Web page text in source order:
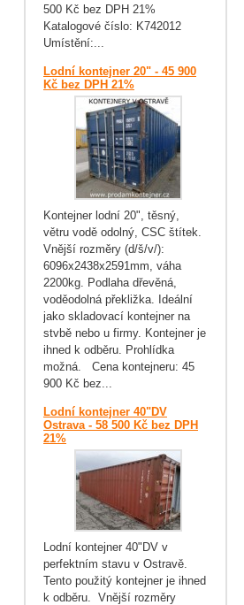
500 Kč bez DPH 21%
Katalogové číslo: K742012
Umístění:...
Lodní kontejner 20" - 45 900
Kč bez DPH 21%
Kontejner lodní 20", těsný,
větru vodě odolný, CSC štítek.
Vnější rozměry (d/š/v/):
6096x2438x2591mm, váha
2200kg. Podlaha dřevěná,
voděodolná překližka. Ideální
jako skladovací kontejner na
stvbě nebo u firmy. Kontejner je
ihned k odběru. Prohlídka
možná. Cena kontejneru: 45
900 Kč bez...
Lodní kontejner 40"DV
Ostrava - 58 500 Kč bez DPH
21%
Lodní kontejner 40"DV v
perfektním stavu v Ostravě.
Tento použitý kontejner je ihned
k odběru. Vnější rozměry